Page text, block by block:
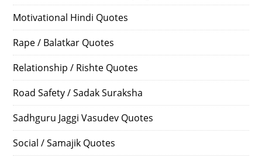
Motivational Hindi Quotes
Rape / Balatkar Quotes
Relationship / Rishte Quotes
Road Safety / Sadak Suraksha
Sadhguru Jaggi Vasudev Quotes
Social / Samajik Quotes